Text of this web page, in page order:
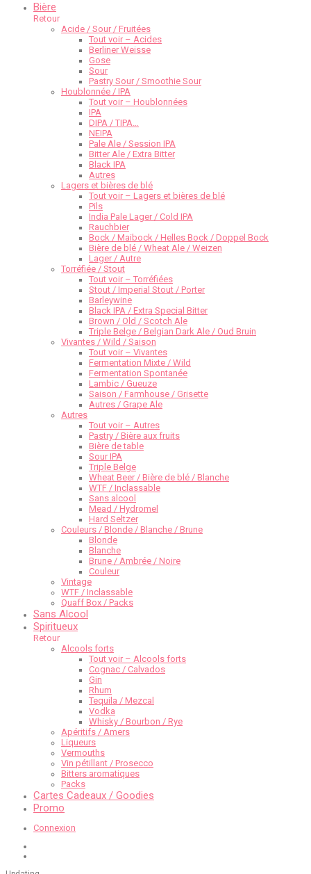
Bière
Retour
Acide / Sour / Fruitées
Tout voir – Acides
Berliner Weisse
Gose
Sour
Pastry Sour / Smoothie Sour
Houblonnée / IPA
Tout voir – Houblonnées
IPA
DIPA / TIPA…
NEIPA
Pale Ale / Session IPA
Bitter Ale / Extra Bitter
Black IPA
Autres
Lagers et bières de blé
Tout voir – Lagers et bières de blé
Pils
India Pale Lager / Cold IPA
Rauchbier
Bock / Maibock / Helles Bock / Doppel Bock
Bière de blé / Wheat Ale / Weizen
Lager / Autre
Torréfiée / Stout
Tout voir – Torréfiées
Stout / Imperial Stout / Porter
Barleywine
Black IPA / Extra Special Bitter
Brown / Old / Scotch Ale
Triple Belge / Belgian Dark Ale / Oud Bruin
Vivantes / Wild / Saison
Tout voir – Vivantes
Fermentation Mixte / Wild
Fermentation Spontanée
Lambic / Gueuze
Saison / Farmhouse / Grisette
Autres / Grape Ale
Autres
Tout voir – Autres
Pastry / Bière aux fruits
Bière de table
Sour IPA
Triple Belge
Wheat Beer / Bière de blé / Blanche
WTF / Inclassable
Sans alcool
Mead / Hydromel
Hard Seltzer
Couleurs / Blonde / Blanche / Brune
Blonde
Blanche
Brune / Ambrée / Noire
Couleur
Vintage
WTF / Inclassable
Quaff Box / Packs
Sans Alcool
Spiritueux
Retour
Alcools forts
Tout voir – Alcools forts
Cognac / Calvados
Gin
Rhum
Tequila / Mezcal
Vodka
Whisky / Bourbon / Rye
Apéritifs / Amers
Liqueurs
Vermouths
Vin pétillant / Prosecco
Bitters aromatiques
Packs
Cartes Cadeaux / Goodies
Promo
Connexion